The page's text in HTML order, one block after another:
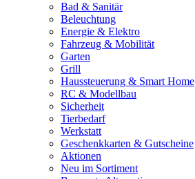
Bad & Sanitär
Beleuchtung
Energie & Elektro
Fahrzeug & Mobilität
Garten
Grill
Haussteuerung & Smart Home
RC & Modellbau
Sicherheit
Tierbedarf
Werkstatt
Geschenkkarten & Gutscheine
Aktionen
Neu im Sortiment